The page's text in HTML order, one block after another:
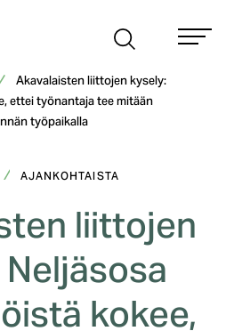
Akavalaisten liittojen kysely:
ettei työnantaja tee mitään
työpaikalla
AJANKOHTAISTA
liittojen